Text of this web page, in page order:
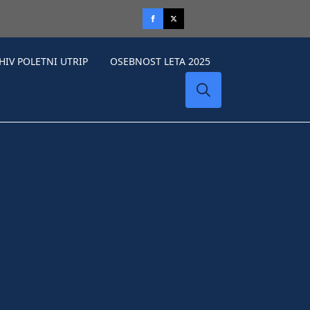
POLETNI UTRIP OSEBNOST LETA 2025